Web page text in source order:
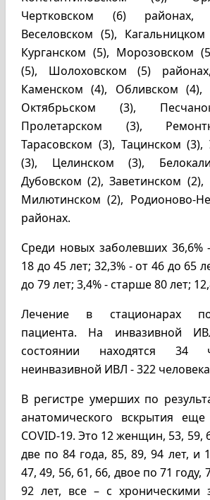
Чертковском (6) районах,
Веселовском (5),
Курганском (5), Морозовском
(5), Шолоховском (5)
Каменском (4), Обливском (4),
Октябрьском (3),
Пролетарском (3),
Тарасовском (3), Тацинском (3),
(3), Целинском (3),
Дубовском (2), Заветинском
Милютинском (2), Родионово-
районах.
Среди новых заболевших 36,6%
18 до 45 лет; 32,3% - от 46 до 65
до 79 лет; 3,4% - старше 80 лет;
Лечение в стационарах
пациента. На инвазивной
состоянии находятся 34
неинвазивной ИВЛ - 322
В регистре умерших по
анатомического вскрытия
COVID-19. Это 12 женщин, 53, 59,
две по 84 года, 85, 89, 94 лет, и
47, 49, 56, 61, 66, двое по 71 году,
92 лет, все – с хроническими